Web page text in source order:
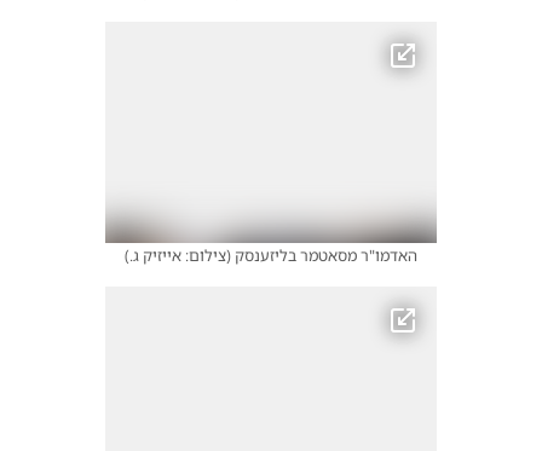
האדמו"ר מסאטמר בליזענסק (צילום: אייזיק ג.)